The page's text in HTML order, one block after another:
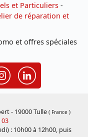
et Particuliers -
de réparation et
et offres spéciales
- 19000 Tulle ( France )
03
: 10h00 à 12h00, puis